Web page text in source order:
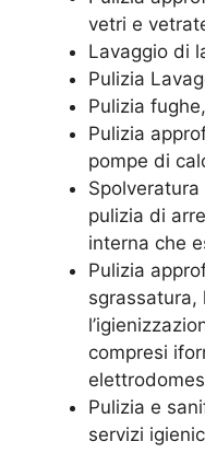
vetri e
Lavaggio di
Pulizia
Pulizia
Pulizia
pompe di
pulizia di
interna che
Pulizia
sgrassatura,
compresi
Pulizia e
servizi